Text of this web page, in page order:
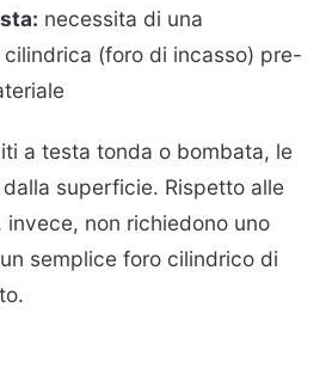
necessita di una
(foro di incasso) pre-
a testa tonda o bombata, le
superficie. Rispetto alle
non richiedono uno
semplice foro cilindrico di